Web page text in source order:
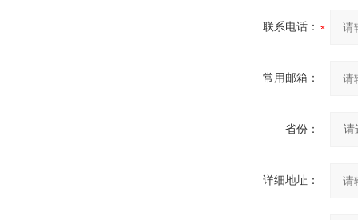
联系电话：
常用邮箱：
省份：
详细地址：